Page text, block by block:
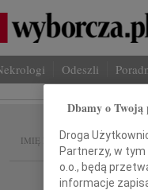
Odeszli
IMIĘ I NAZWISKO:
REGION: Kraków
Dbamy o Twoją
Droga
Partnerzy, w tym
o.o., będą
informacje